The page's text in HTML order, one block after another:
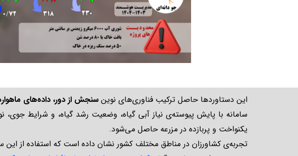
این دستاوردها حاصل ترکیب فناوری‌های نوینسنجش از دور، داده‌های
سامانه با پایش پیوسته‌ی نیاز آبی گیاه، وضعیت رشد گیاه، و شرایط
یکنواخت و پربازده در مزرعه حاصل می‌شود.
تجربه‌ی کشاورزان در مناطق مختلف کشور نشان داده است که استفاده از این